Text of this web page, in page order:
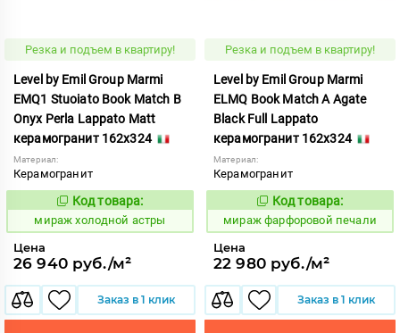
Резка и подъем в квартиру!
Level by Emil Group Marmi
EMQ1 Stuoiato Book Match B
Onyx Perla Lappato Matt
керамогранит 162x324
Материал:
Керамогранит
998581
Код товара:
мираж холодной астры
Цена
26 940 руб./м²
Заказ в 1 клик
Резка и подъем в квартиру!
Level by Emil Group Marmi
ELMQ Book Match A Agate
Black Full Lappato
керамогранит 162x324
Материал:
Керамогранит
998320
Код товара:
мираж фарфоровой печали
Цена
22 980 руб./м²
Заказ в 1 клик